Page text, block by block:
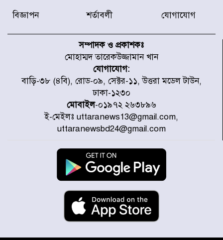
সৌদি-তুরস্ক-পাকিস্তান
সাড়ে ৭ ঘণ্টা পর ঢাকা-ময়মনসিংহ
রুটে ট্রেন চলাচল স্বাভাবিক
ইনফান্তিনোকে নরওয়ে ফুটবল প্রধানের
আল্টিমেটাম
দেশে ভারি বৃষ্টির সতর্কবার্তা, ১০
জেলায় বন্যার পূর্বাভাস
৫৩ নং ওয়ার্ডের সড়কে নেমপ্লেট
স্থাপনের উদ্যোগ চান মিয়া ব্যাপারীর
বিজ্ঞাপন শর্তাবলী যোগাযোগ
সম্পাদক ও প্রকাশকঃ
মোহাম্মদ তারেকউজ্জামান খান
যোগাযোগ:
বাড়ি-৩৮ (৪বি), রোড-০৯, সেক্টর-১১, উত্তরা মডেল টাউন,
ঢাকা-১২৩০
মোবাইল-০১৯৭২ ২৬৩৮৯৬
ই-মেইলঃ uttaranews13@gmail.com,
uttaranewsbd24@gmail.com